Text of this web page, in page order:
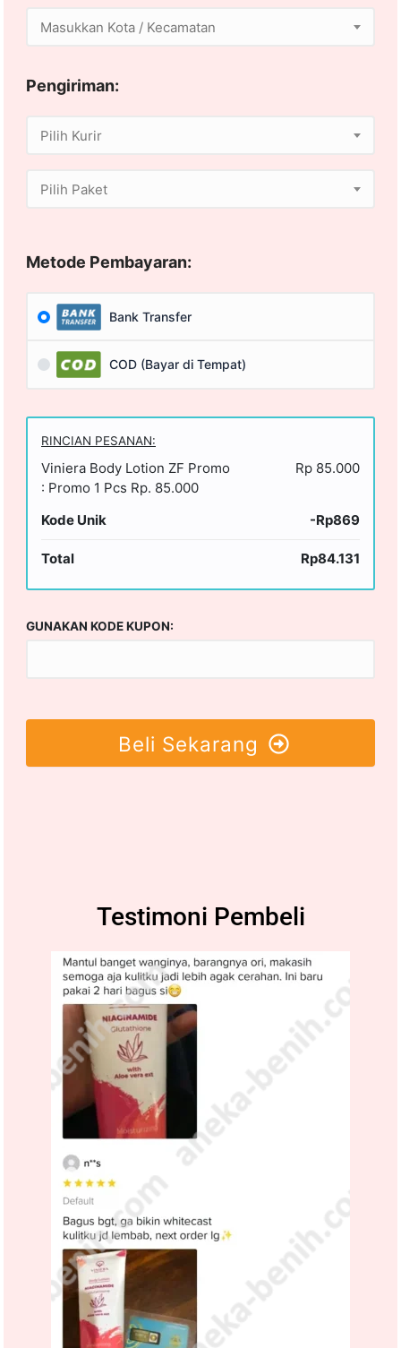
Masukkan Kota / Kecamatan
Pengiriman:
Pilih Kurir
Pilih Paket
Metode Pembayaran:
Bank Transfer
COD (Bayar di Tempat)
RINCIAN PESANAN:
Viniera Body Lotion ZF Promo
: Promo 1 Pcs Rp. 85.000
Rp 85.000
Kode Unik -Rp869
Total Rp84.131
GUNAKAN KODE KUPON:
Beli Sekarang
Testimoni Pembeli